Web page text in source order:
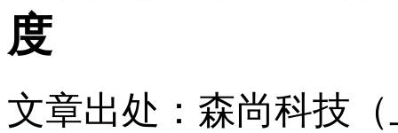
度
文章出处：森尚科技